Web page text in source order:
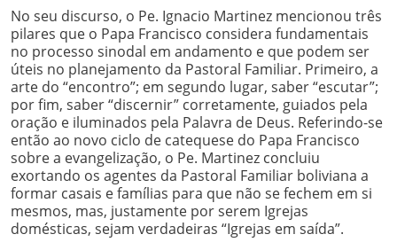
No seu discurso, o Pe. Ignacio Martinez mencionou três
pilares que o Papa Francisco considera fundamentais
no processo sinodal em andamento e que podem ser
úteis no planejamento da Pastoral Familiar. Primeiro, a
arte do “encontro”; em segundo lugar, saber “escutar”;
por fim, saber “discernir” corretamente, guiados pela
oração e iluminados pela Palavra de Deus. Referindo-se
então ao novo ciclo de catequese do Papa Francisco
sobre a evangelização, o Pe. Martinez concluiu
exortando os agentes da Pastoral Familiar boliviana a
formar casais e famílias para que não se fechem em si
mesmos, mas, justamente por serem Igrejas
domésticas, sejam verdadeiras “Igrejas em saída”.